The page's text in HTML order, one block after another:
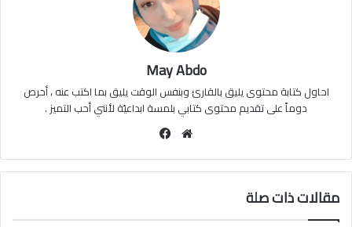
May Abdo
احاول كتابة محتوى يليق بالقارئ وبنفس الوقت يليق بما اكتب عنه ، أحرص
دوماً على تقديم محتوى كتابي بلمسة ابداعيّة لأنني أحب التميز .
موقع
مقالات ذات صلة